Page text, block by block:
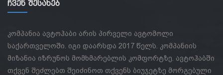
Ჩვენ Შესახებ
კომპანია ავტოჰაბი არის პირველი ავტომოლი
საქართველოში. იგი დაარსდა 2017 წელს. კომპანიის
მიზანია იზრუნოს მომხმარებლის კომფორტზე. ავტოჰაბში
თქვენ შეძლებთ შეიძინოთ თქვენს ბიუჯეტზე მორგებული